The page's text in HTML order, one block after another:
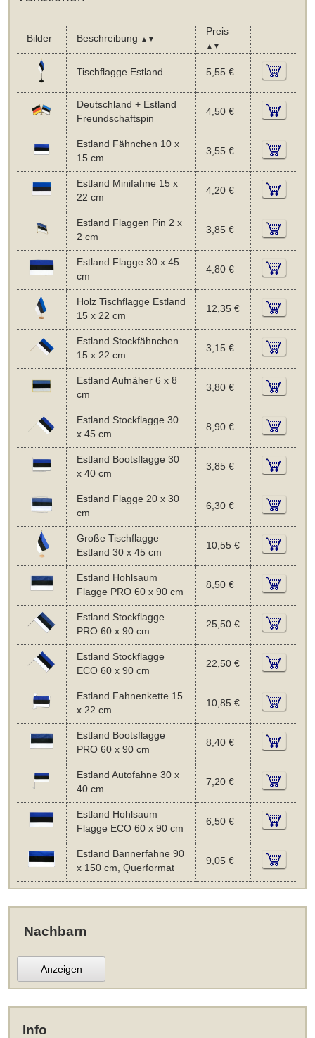
Bilder Beschreibung ▲▼
Preis
▲▼
Tischflagge Estland 5,55 €
Deutschland + Estland
Freundschaftspin
4,50 €
Estland Fähnchen 10 x
15 cm
3,55 €
Estland Minifahne 15 x
22 cm
4,20 €
Estland Flaggen Pin 2 x
2 cm
3,85 €
Estland Flagge 30 x 45
cm
4,80 €
Holz Tischflagge Estland
15 x 22 cm
12,35 €
Estland Stockfähnchen
15 x 22 cm
3,15 €
Estland Aufnäher 6 x 8
cm
3,80 €
Estland Stockflagge 30
x 45 cm
8,90 €
Estland Bootsflagge 30
x 40 cm
3,85 €
Estland Flagge 20 x 30
cm
6,30 €
Große Tischflagge
Estland 30 x 45 cm
10,55 €
Estland Hohlsaum
Flagge PRO 60 x 90 cm
8,50 €
Estland Stockflagge
PRO 60 x 90 cm
25,50 €
Estland Stockflagge
ECO 60 x 90 cm
22,50 €
Estland Fahnenkette 15
x 22 cm
10,85 €
Estland Bootsflagge
PRO 60 x 90 cm
8,40 €
Estland Autofahne 30 x
40 cm
7,20 €
Estland Hohlsaum
Flagge ECO 60 x 90 cm
6,50 €
Estland Bannerfahne 90
x 150 cm, Querformat
9,05 €
Nachbarn
Anzeigen
Info